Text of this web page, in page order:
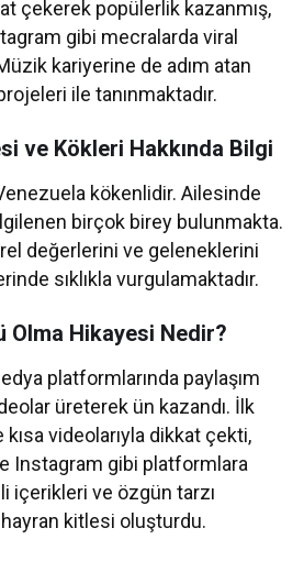
çekerek popülerlik kazanmış,
gibi mecralarda viral
kariyerine de adım atan
ile tanınmaktadır.
ve Kökleri Hakkında Bilgi
kökenlidir. Ailesinde
birçok birey bulunmakta.
değerlerini ve geleneklerini
sıklıkla vurgulamaktadır.
Olma Hikayesi Nedir?
platformlarında paylaşım
üreterek ün kazandı. İlk
videolarıyla dikkat çekti,
Instagram gibi platformlara
içerikleri ve özgün tarzı
kitlesi oluşturdu.